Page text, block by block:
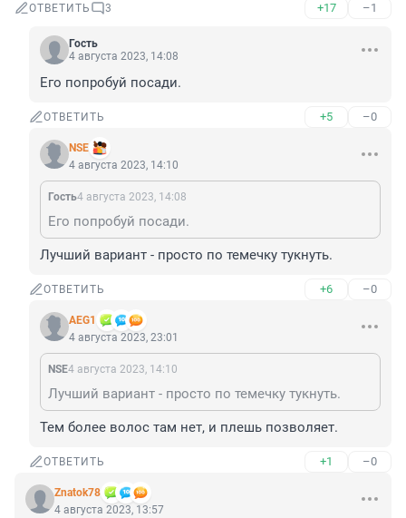
ОТВЕТИТЬ 3 +17 –1
Гость
4 августа 2023, 14:08
Его попробуй посади.
ОТВЕТИТЬ +5 –0
NSE
4 августа 2023, 14:10
Гость4 августа 2023, 14:08
Его попробуй посади.
Лучший вариант - просто по темечку тукнуть.
ОТВЕТИТЬ +6 –0
AEG1
4 августа 2023, 23:01
NSE4 августа 2023, 14:10
Лучший вариант - просто по темечку тукнуть.
Тем более волос там нет, и плешь позволяет.
ОТВЕТИТЬ +1 –0
Znatok78
4 августа 2023, 13:57